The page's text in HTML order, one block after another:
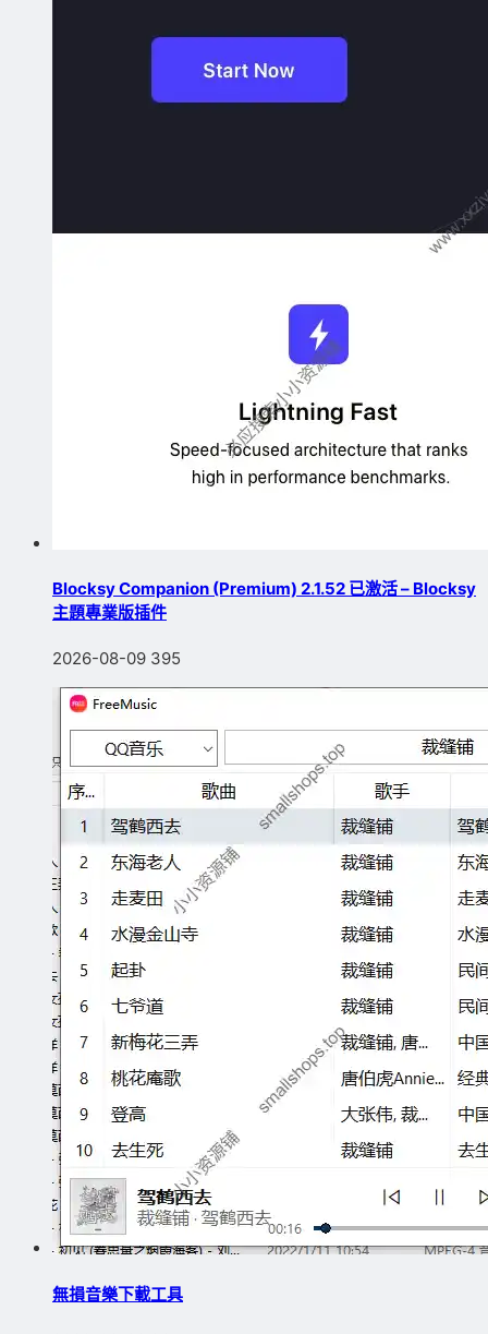
Blocksy Companion (Premium) 2.1.52 已激活 – Blocksy
主題專業版插件
2026-08-09 395
無損音樂下載工具